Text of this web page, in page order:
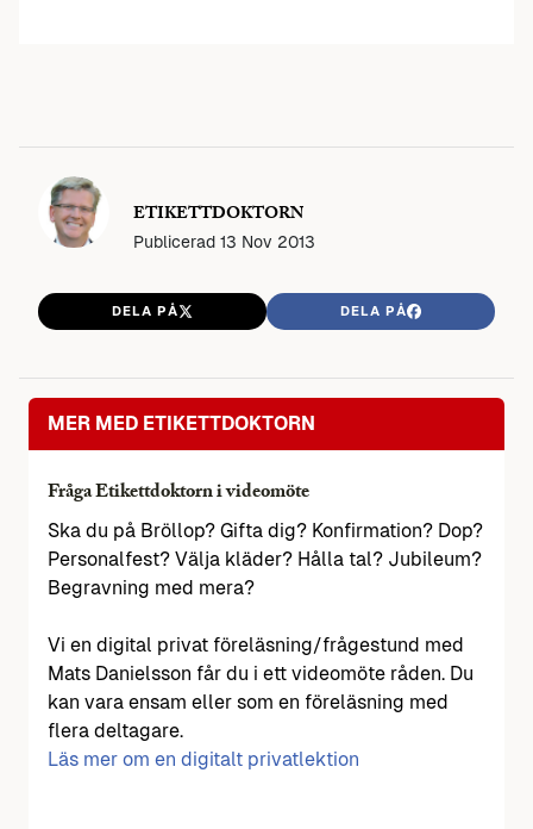
ETIKETTDOKTORN
Publicerad 13 Nov 2013
DELA PÅ DELA PÅ
MER MED ETIKETTDOKTORN
Fråga Etikettdoktorn i videomöte
Ska du på Bröllop? Gifta dig? Konfirmation? Dop?
Personalfest? Välja kläder? Hålla tal? Jubileum?
Begravning med mera?
Vi en digital privat föreläsning/frågestund med
Mats Danielsson får du i ett videomöte råden. Du
kan vara ensam eller som en föreläsning med
flera deltagare.
Läs mer om en digitalt privatlektion